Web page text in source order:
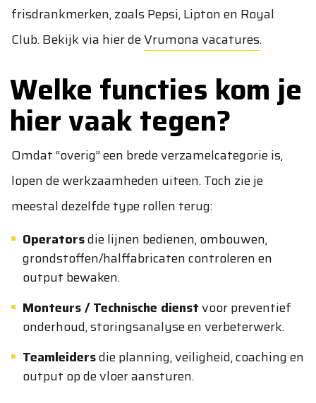
frisdrankmerken, zoals Pepsi, Lipton en Royal
Club. Bekijk via hier deVrumona vacatures.
Welke functies kom je
hier vaak tegen?
Omdat “overig” een brede verzamelcategorie is,
lopen de werkzaamheden uiteen. Toch zie je
meestal dezelfde type rollen terug:
Operatorsdie lijnen bedienen, ombouwen,
grondstoffen/halffabricaten controleren en
output bewaken.
Monteurs / Technische dienstvoor preventief
onderhoud, storingsanalyse en verbeterwerk.
Teamleidersdie planning, veiligheid, coaching en
output op de vloer aansturen.